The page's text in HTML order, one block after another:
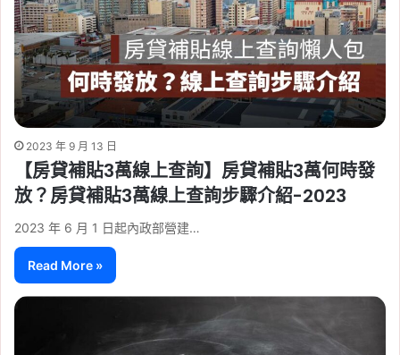
2023 年 9 月 13 日
【房貸補貼3萬線上查詢】房貸補貼3萬何時發
放？房貸補貼3萬線上查詢步驟介紹-2023
2023 年 6 月 1 日起內政部營建…
Read More »